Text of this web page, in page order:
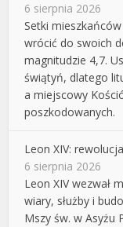
6 sierpnia 2026
Setki
wrócić do swoich
magnitudzie 4,7.
świątyń, dlatego
a miejscowy
poszkodowanych.
Leon XIV:
6 sierpnia 2026
Leon XIV wezwał
wiary, służby i
Mszy św. w Asyżu